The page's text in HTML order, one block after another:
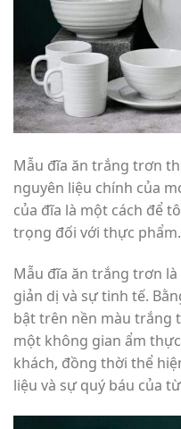
Mẫu đĩa ăn trắng trơn
nguyên liệu chính của
của đĩa là một cách để
trọng đối với thực phẩm.
Mẫu đĩa ăn trắng trơn
giản dị và sự tinh tế.
bật trên nền màu trắng
một không gian ẩm
khách, đồng thời thể
liệu và sự quý báu của